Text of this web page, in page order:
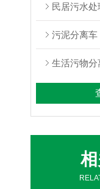
民居污水处
污泥分离车
生活污物分